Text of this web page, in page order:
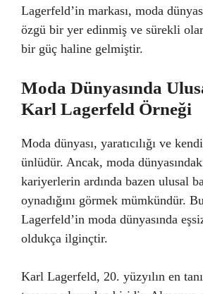
Lagerfeld’in markası, moda
özgü bir yer edinmiş ve sürekli
bir güç haline gelmiştir.
Moda Dünyasında
Karl Lagerfeld Örneği
Moda dünyası, yaratıcılığı ve
ünlüdür. Ancak, moda
kariyerlerin ardında bazen ulusal
oynadığını görmek mümkündür.
Lagerfeld’in moda dünyasında
oldukça ilginçtir.
Karl Lagerfeld, 20. yüzyılın en